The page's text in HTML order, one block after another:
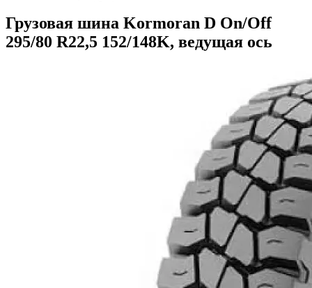
Грузовая шина Kormoran D On/Off
295/80 R22,5 152/148K, ведущая ось